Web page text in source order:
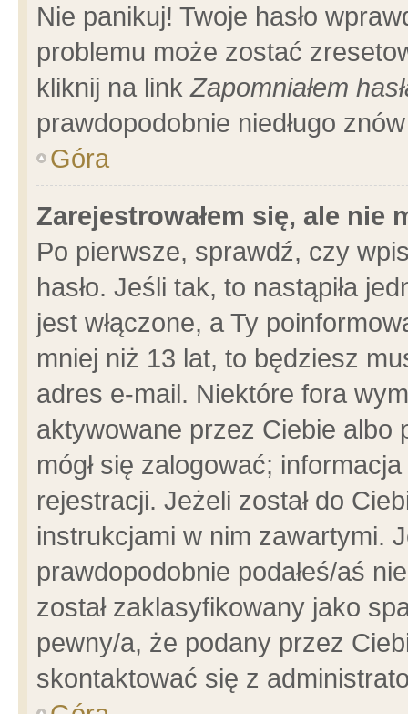
Nie panikuj! Twoje hasło
problemu może zostać
kliknij na linkZapomniałem
prawdopodobnie niedługo
Góra
Zarejestrowałem się, ale nie
Po pierwsze, sprawdź, czy
hasło. Jeśli tak, to nastąpiła
jest włączone, a Ty
mniej niż 13 lat, to będziesz
adres e-mail. Niektóre fora
aktywowane przez Ciebie albo
mógł się zalogować;
rejestracji. Jeżeli został do
instrukcjami w nim zawartymi.
prawdopodobnie podałeś/aś
został zaklasyfikowany jako
pewny/a, że podany przez
skontaktować się z